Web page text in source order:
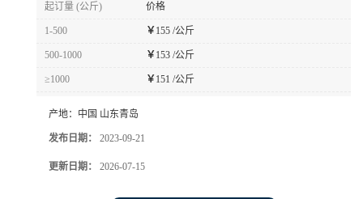
起订量 (公斤) 价格
1-500 ￥ 155 /公斤
500-1000 ￥ 153 /公斤
≥1000 ￥ 151 /公斤
产地： 中国 山东青岛
发布日期： 2023-09-21
更新日期： 2026-07-15